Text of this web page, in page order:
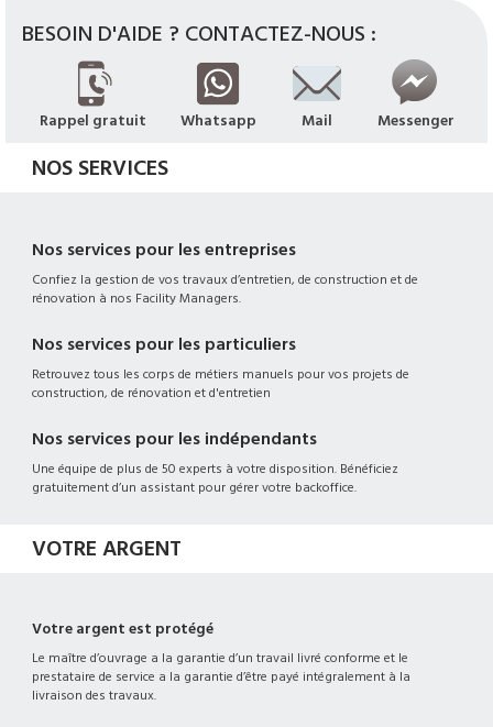
BESOIN D'AIDE ? CONTACTEZ-NOUS :
Rappel gratuit Whatsapp Mail Messenger
NOS SERVICES
Nos services pour les entreprises
Confiez la gestion de vos travaux d’entretien, de construction et de
rénovation à nos Facility Managers.
Nos services pour les particuliers
Retrouvez tous les corps de métiers manuels pour vos projets de
construction, de rénovation et d'entretien
Nos services pour les indépendants
Une équipe de plus de 50 experts à votre disposition. Bénéficiez
gratuitement d’un assistant pour gérer votre backoffice.
VOTRE ARGENT
Votre argent est protégé
Le maître d’ouvrage a la garantie d’un travail livré conforme et le
prestataire de service a la garantie d’être payé intégralement à la
livraison des travaux.